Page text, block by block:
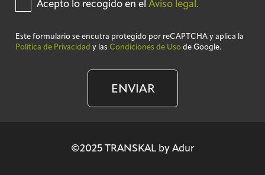
Acepto lo recogido en el Aviso legal.
Este formulario se encutra protegido por reCAPTCHA y aplica la
Política de Privacidad y las Condiciones de Uso de Google.
ENVIAR
©2025 TRANSKAL by Adur